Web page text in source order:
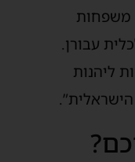
משפחות
עבורן.
ליהנות